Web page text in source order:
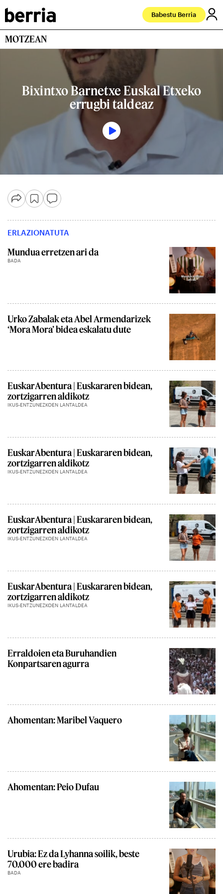
Babestu Berria
MOTZEAN
Bixintxo Barnetxe Euskal Etxeko
errugbi taldeaz
ERLAZIONATUTA
Mundua erretzen ari da
BADA
Urko Zabalak eta Abel Armendarizek
‘Mora Mora’ bidea eskalatu dute
EuskarAbentura | Euskararen bidean,
zortzigarren aldikotz
IKUS-ENTZUNEZKOEN LANTALDEA
EuskarAbentura | Euskararen bidean,
zortzigarren aldikotz
IKUS-ENTZUNEZKOEN LANTALDEA
EuskarAbentura | Euskararen bidean,
zortzigarren aldikotz
IKUS-ENTZUNEZKOEN LANTALDEA
EuskarAbentura | Euskararen bidean,
zortzigarren aldikotz
IKUS-ENTZUNEZKOEN LANTALDEA
Erraldoien eta Buruhandien
Konpartsaren agurra
Ahomentan: Maribel Vaquero
Ahomentan: Peio Dufau
Urubia: Ez da Lyhanna soilik, beste
70.000 ere badira
BADA